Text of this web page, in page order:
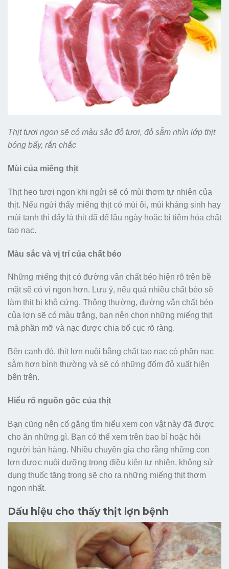
Thịt tươi ngon sẽ có màu sắc đỏ tươi, đỏ sẫm nhìn lớp thịt
bóng bẩy, rắn chắc
Mùi của miếng thịt
Thịt heo tươi ngon khi ngửi sẽ có mùi thơm tự nhiên của
thịt. Nếu ngửi thấy miếng thịt có mùi ôi, mùi kháng sinh hay
mùi tanh thì đấy là thịt đã để lâu ngày hoặc bị tiêm hóa chất
tạo nạc.
Màu sắc và vị trí của chất béo
Những miếng thịt có đường vân chất béo hiện rõ trên bề
mặt sẽ có vị ngon hơn. Lưu ý, nếu quá nhiều chất béo sẽ
làm thịt bị khô cứng. Thông thường, đường vân chất béo
của lợn sẽ có màu trắng, bạn nên chọn những miếng thịt
mà phần mỡ và nạc được chia bố cục rõ ràng.
Bên cạnh đó, thịt lợn nuôi bằng chất tạo nạc có phần nạc
sẫm hơn bình thường và sẽ có những đốm đỏ xuất hiện
bên trên.
Hiểu rõ nguồn gốc của thịt
Bạn cũng nên cố gắng tìm hiểu xem con vật này đã được
cho ăn những gì. Bạn có thể xem trên bao bì hoặc hỏi
người bán hàng. Nhiều chuyên gia cho rằng những con
lợn được nuôi dưỡng trong điều kiện tự nhiên, không sử
dụng thuốc tăng trọng sẽ cho ra những miếng thịt thơm
ngon nhất.
Dấu hiệu cho thấy thịt lợn bệnh